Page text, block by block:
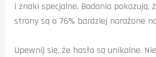
i znaki specjalne. Badania pokazują,
strony są o 76% bardziej narażone
Upewnij się, że hasła są unikalne.